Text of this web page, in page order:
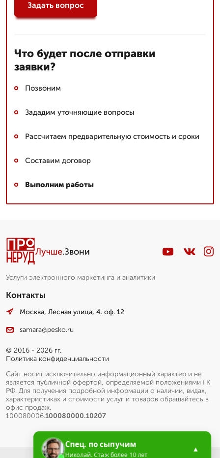
Задать вопрос
Что будет после отправки
заявки?
Позвоним
Зададим уточняющие вопросы
Рассчитаем предварительную стоимость и сроки
Составим договор
Выполним работы
Лучше.Звони
Услуги электронного маркетинга и аналитики
Контакты
Москва, Лесная улица, 4. оф. 12
samara@pesko.ru
© 2016 - 2026 гг.
Политика конфиденциальности
Сайт носит исключительно информационный характер и не
является публичной офертой, определяемой положениями ГК
РФ. Для получения подробной информации о наличии, видах,
характеристиках и стоимости услуг и товаров обращайтесь в
офис продаж.
100080006.100080000.10207
Спец. по сыпучим
Николай. Стаж более 10 лет
▲